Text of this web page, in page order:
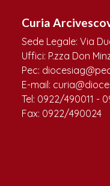
Curia
Sede Legale: Via
Uffici: P.zza Don
Pec:
E-mail:
Tel: 0922/490011 -
Fax: 0922/490024